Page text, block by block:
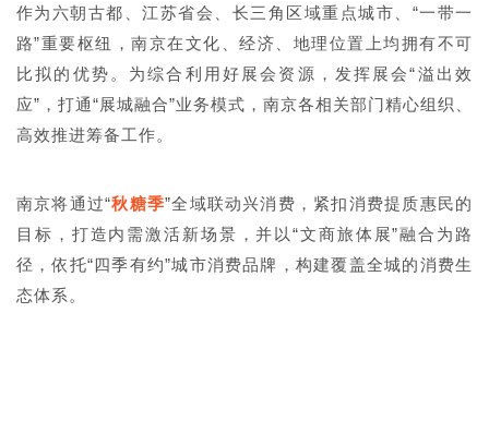
作为六朝古都、江苏省会、长三角区域重点城市、“一带一
路”重要枢纽，南京在文化、经济、地理位置上均拥有不可
比拟的优势。为综合利用好展会资源，发挥展会“溢出效
应”，打通“展城融合”业务模式，南京各相关部门精心组织、
高效推进筹备工作。
南京将通过“秋糖季”全域联动兴消费，紧扣消费提质惠民的
目标，打造内需激活新场景，并以“文商旅体展”融合为路
径，依托“四季有约”城市消费品牌，构建覆盖全城的消费生
态体系。